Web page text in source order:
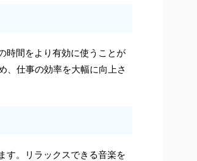
時間をより有効に使うことが
、仕事の効率を大幅に向上さ
す。リラックスできる音楽を